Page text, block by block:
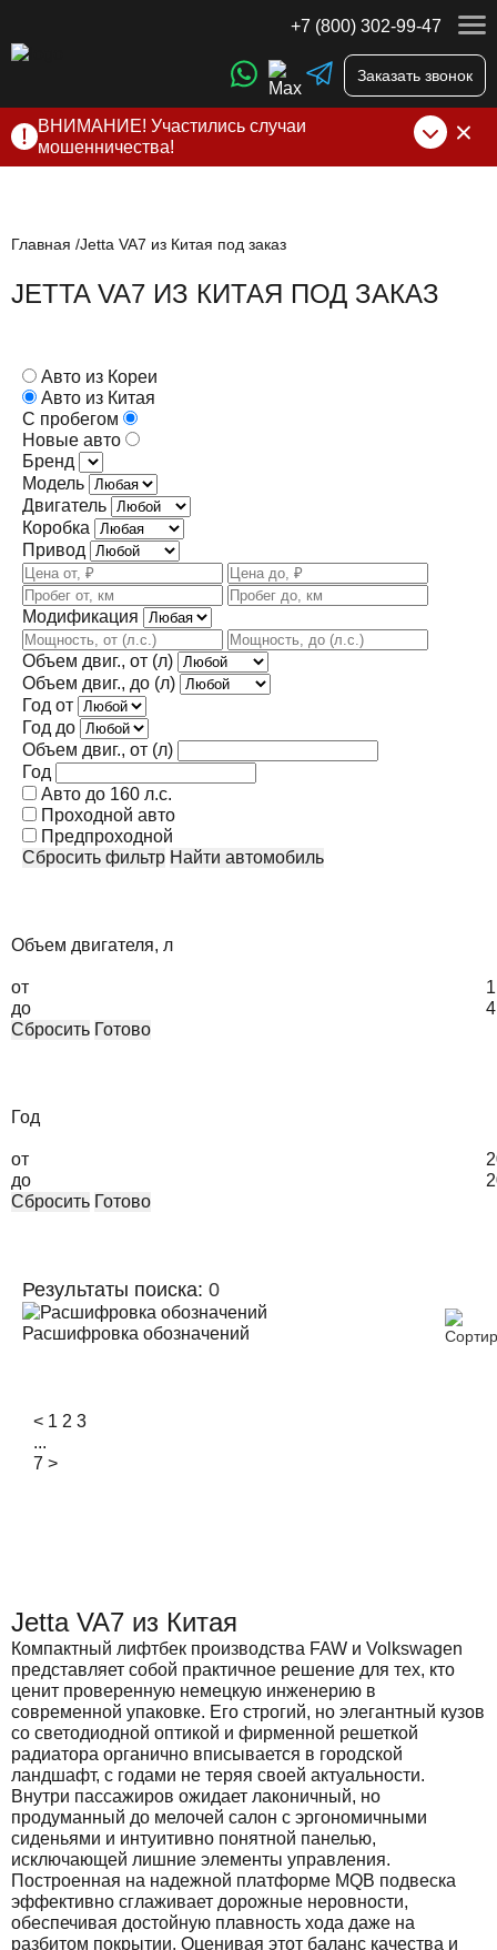
+7 (800) 302-99-47
Заказать звонок
ВНИМАНИЕ! Участились случаи
мошенничества!
нами по официальнымконтактам
Главная Jetta VA7 из Китая под заказ
JETTA VA7 ИЗ КИТАЯ ПОД ЗАКАЗ
Авто из Кореи
Авто из Китая
С пробегом
Новые авто
Бренд
Модель
Двигатель
Коробка
Привод
Модификация
Объем двиг., от (л)
Объем двиг., до (л)
Год от
Год до
Объем двиг., от (л)
Год
Авто до 160 л.с.
Проходной авто
Предпроходной
Сбросить фильтр
Найти автомобиль
Объем двигателя, л
от
до
Сбросить Готово
Год
от
до
Сбросить Готово
Результаты поиска: 0
Расшифровка обозначений
< 1 2 3
...
7 >
Jetta VA7 из Китая
Компактный лифтбек производства FAW и Volkswagen
представляет собой практичное решение для тех, кто
ценит проверенную немецкую инженерию в
современной упаковке. Его строгий, но элегантный кузов
со светодиодной оптикой и фирменной решеткой
радиатора органично вписывается в городской
ландшафт, с годами не теряя своей актуальности.
Внутри пассажиров ожидает лаконичный, но
продуманный до мелочей салон с эргономичными
сиденьями и интуитивно понятной панелью,
исключающей лишние элементы управления.
Построенная на надежной платформе MQB подвеска
эффективно сглаживает дорожные неровности,
обеспечивая достойную плавность хода даже на
разбитом покрытии. Оценивая этот баланс качества и